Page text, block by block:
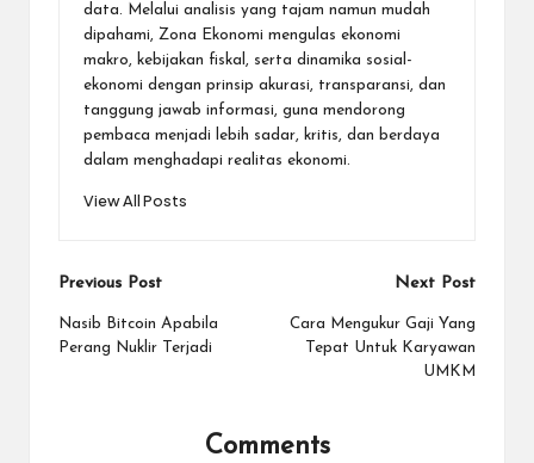
data. Melalui analisis yang tajam namun mudah
dipahami, Zona Ekonomi mengulas ekonomi
makro, kebijakan fiskal, serta dinamika sosial-
ekonomi dengan prinsip akurasi, transparansi, dan
tanggung jawab informasi, guna mendorong
pembaca menjadi lebih sadar, kritis, dan berdaya
dalam menghadapi realitas ekonomi.
View All Posts
Post
navigation
Previous Post
Nasib Bitcoin Apabila
Perang Nuklir Terjadi
Next Post
Cara Mengukur Gaji Yang
Tepat Untuk Karyawan
UMKM
Comments